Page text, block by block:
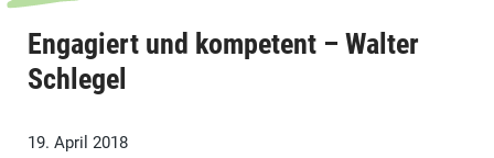
Engagiert und kompetent – Walter
Schlegel
19. April 2018